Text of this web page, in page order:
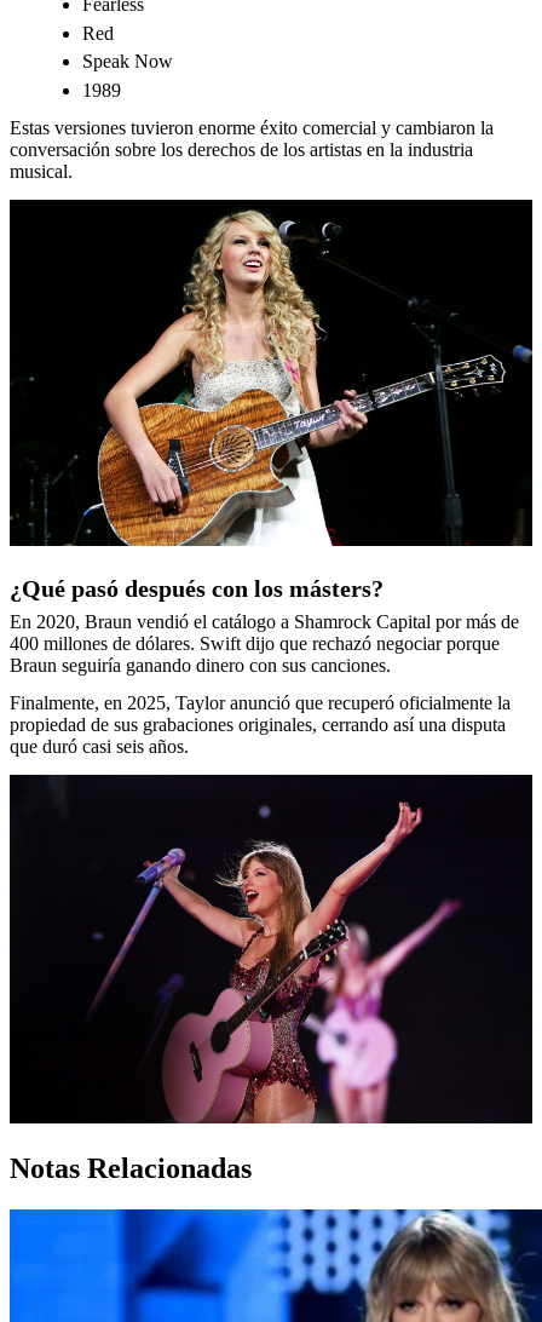
Fearless
Red
Speak Now
1989
Estas versiones tuvieron enorme éxito comercial y cambiaron la
conversación sobre los derechos de los artistas en la industria
musical.
¿Qué pasó después con los másters?
En 2020, Braun vendió el catálogo a Shamrock Capital por más de
400 millones de dólares. Swift dijo que rechazó negociar porque
Braun seguiría ganando dinero con sus canciones.
Finalmente, en 2025, Taylor anunció que recuperó oficialmente la
propiedad de sus grabaciones originales, cerrando así una disputa
que duró casi seis años.
Notas Relacionadas